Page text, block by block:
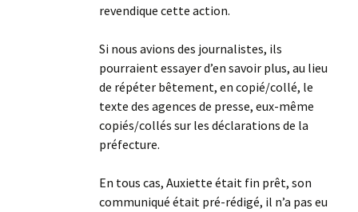
revendique cette action.
Si nous avions des journalistes, ils
pourraient essayer d’en savoir plus, au lieu
de répéter bêtement, en copié/collé, le
texte des agences de presse, eux-même
copiés/collés sur les déclarations de la
préfecture.
En tous cas, Auxiette était fin prêt, son
communiqué était pré-rédigé, il n’a pas eu